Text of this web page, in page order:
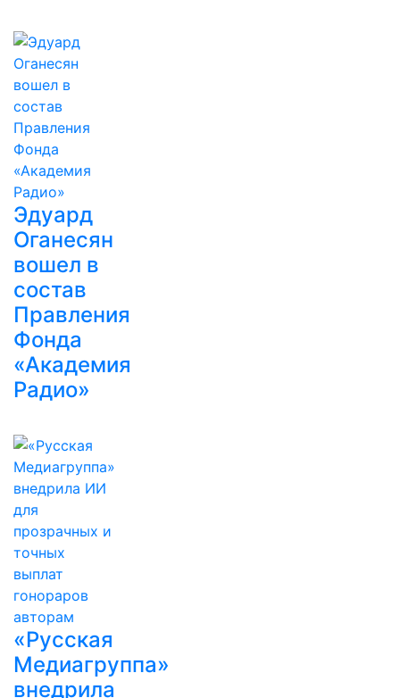
Эдуард
Оганесян
вошел в
состав
Правления
Фонда
«Академия
Радио»
«Русская
Медиагруппа»
внедрила